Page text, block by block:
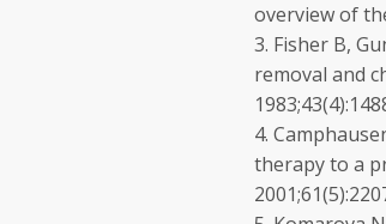
overview of
3. Fisher B,
removal and
1983;43
4.
therapy to a
2001;61